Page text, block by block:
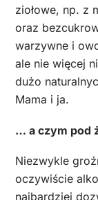
ziołowe, np. z
oraz
warzywne i
ale nie więcej
dużo
Mama i ja.
… a czym pod
Niezwykle
oczywiście
najbardziej